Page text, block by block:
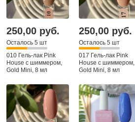
250,00 руб.
Осталось 5 шт
010 Гель-лак Pink
House с шиммером,
Gold Mini, 8 мл
250,00 руб.
Осталось 5 шт
017 Гель-лак Pink
House с шиммером,
Gold Mini, 8 мл